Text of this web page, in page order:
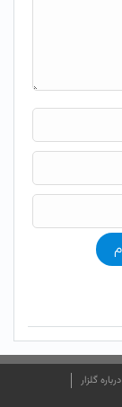
درباره گلزار